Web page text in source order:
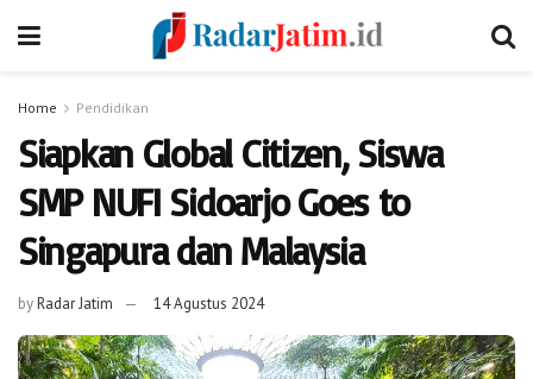
Home Pendidikan
Siapkan Global Citizen, Siswa
SMP NUFI Sidoarjo Goes to
Singapura dan Malaysia
byRadar Jatim 14 Agustus 2024